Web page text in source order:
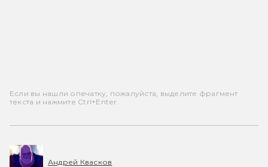
Если вы нашли опечатку, пожалуйста, выделите фрагмент
текста и нажмите Ctrl+Enter.
Андрей Квасков